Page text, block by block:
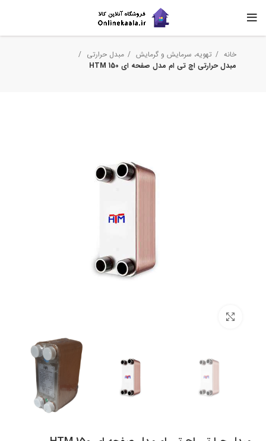
خانه تهویه، سرمایش و گرمایش
مبدل حرارتی
مبدل حرارتی اچ تی ام مدل صفحه ای HTM 150